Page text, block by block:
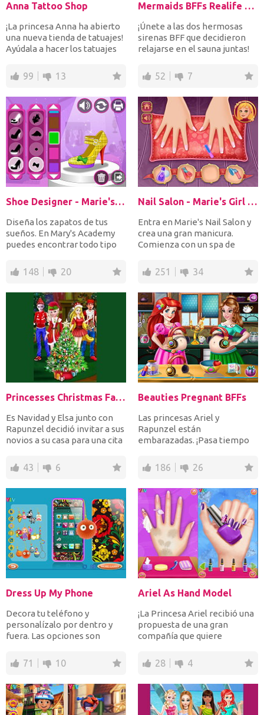
Anna Tattoo Shop
¡La princesa Anna ha abierto
una nueva tienda de tatuajes!
Ayúdala a hacer los tatuajes
99 13
Mermaids BFFs Realife Sauna
¡Únete a las dos hermosas
sirenas BFF que decidieron
relajarse en el sauna juntas!
52 7
Shoe Designer - Marie's Girl Games
Diseña los zapatos de tus
sueños. En Mary's Academy
puedes encontrar todo tipo
148 20
Nail Salon - Marie's Girl Games
Entra en Marie's Nail Salon y
crea una gran manicura.
Comienza con un spa de
251 34
Princesses Christmas Family Date
Es Navidad y Elsa junto con
Rapunzel decidió invitar a sus
novios a su casa para una cita
43 6
Beauties Pregnant BFFs
Las princesas Ariel y
Rapunzel están
embarazadas. ¡Pasa tiempo
Asegúrate de...
186 26
Dress Up My Phone
Decora tu teléfono y
personalízalo por dentro y
fuera. Las opciones son
71 10
Ariel As Hand Model
¡La Princesa Ariel recibió una
propuesta de una gran
compañía que quiere
28 4